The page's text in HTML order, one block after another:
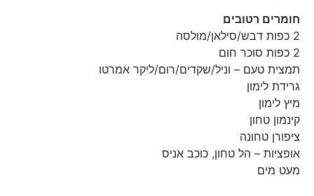
חומרים רטובים
2 כפות דבש/סילאן/מולסה
2 כפות סוכר חום
תמצית טעם – וניל/שקדים/רום/ליקר אמרטו
גרידת לימון
מיץ לימון
קינמון טחון
ציפורן טחונה
אופציות – הל טחון, כוכב אניס
מעט מים